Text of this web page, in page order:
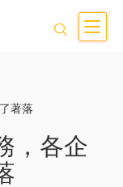
著落
，各企